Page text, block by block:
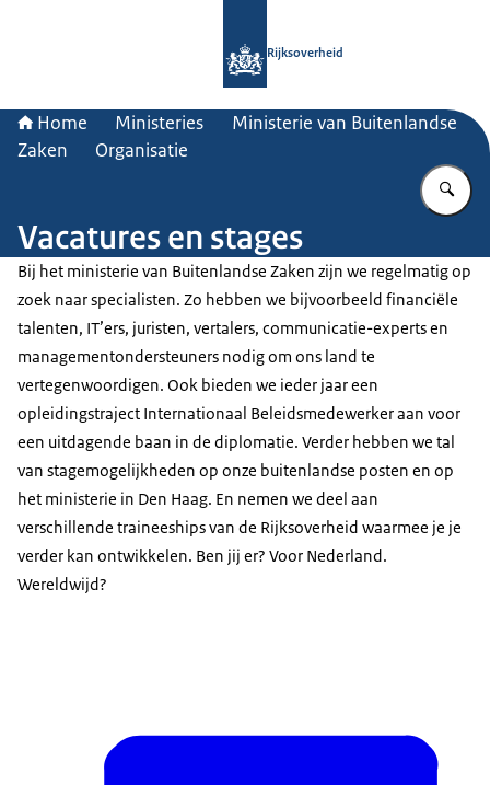
Rijksoverheid
Home Ministeries
Ministerie van Buitenlandse
Zaken
Organisatie
Vacatures en stages
Bij het ministerie van Buitenlandse Zaken zijn we regelmatig op
zoek naar specialisten. Zo hebben we bijvoorbeeld financiële
talenten, IT’ers, juristen, vertalers, communicatie-experts en
managementondersteuners nodig om ons land te
vertegenwoordigen. Ook bieden we ieder jaar een
opleidingstraject Internationaal Beleidsmedewerker aan voor
een uitdagende baan in de diplomatie. Verder hebben we tal
van stagemogelijkheden op onze buitenlandse posten en op
het ministerie in Den Haag. En nemen we deel aan
verschillende traineeships van de Rijksoverheid waarmee je je
verder kan ontwikkelen. Ben jij er? Voor Nederland.
Wereldwijd?